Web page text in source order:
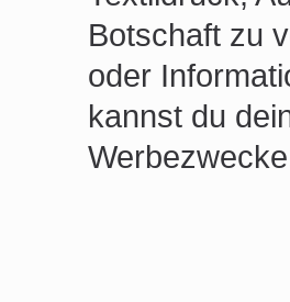
Botschaft zu
oder
kannst du